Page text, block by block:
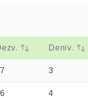
Deniv.
3
4